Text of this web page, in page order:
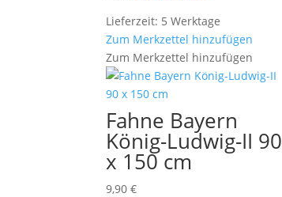
Lieferzeit: 5 Werktage
Zum Merkzettel hinzufügen
Zum Merkzettel hinzufügen
Fahne Bayern
König-Ludwig-II 90
x 150 cm
9,90€